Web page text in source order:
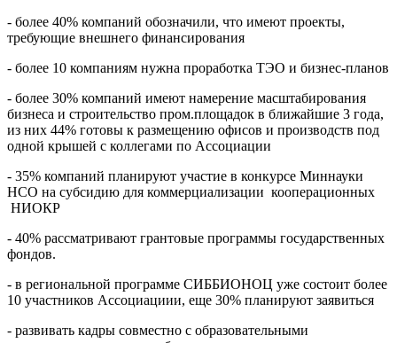
- более 40% компаний обозначили, что имеют проекты,
требующие внешнего финансирования
- более 10 компаниям нужна проработка ТЭО и бизнес-планов
- более 30% компаний имеют намерение масштабирования
бизнеса и строительство пром.площадок в ближайшие 3 года,
из них 44% готовы к размещению офисов и производств под
одной крышей с коллегами по Ассоциации
- 35% компаний планируют участие в конкурсе Миннауки
НСО на субсидию для коммерциализации кооперационных
НИОКР
- 40% рассматривают грантовые программы государственных
фондов.
- в региональной программе СИББИОНОЦ уже состоит более
10 участников Ассоциациии, еще 30% планируют заявиться
- развивать кадры совместно с образовательными